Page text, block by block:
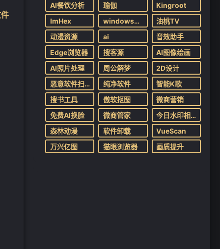
AI餐饮分析 瑜伽
Kingroot
ImHex
windows系统
油桃TV
动漫资源
ai
音效助手
Edge浏览器
搜客源
AI图像绘画
AI照片处理
周公解梦
2D设计
恶意软件扫描
纯净软件
智能K歌
搜书工具
傲软抠图
微商营销
免费AI换脸
微商管家
今日水印相机
森林动漫
软件卸载
VueScan
万兴亿图
猫眼浏览器 画质提升